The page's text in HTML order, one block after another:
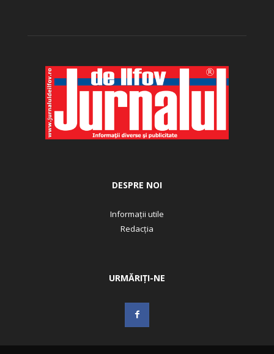
DESPRE NOI
Informații utile
Redacția
URMĂRIȚI-NE